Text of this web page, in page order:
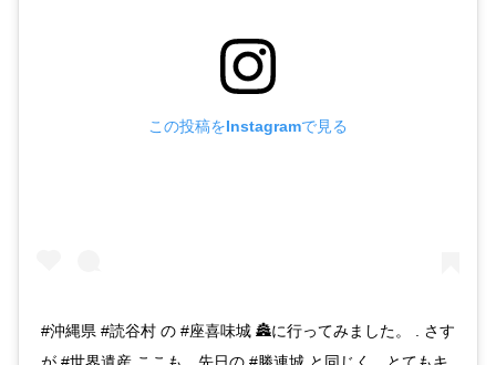
この投稿をInstagramで見る
#沖縄県 #読谷村 の #座喜味城 🏯に行ってみました。 . さす